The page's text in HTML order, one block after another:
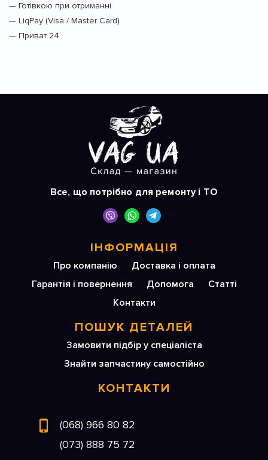
— Готівкою при отриманні
— LiqPay (Visa / Master Card)
— Приват 24
Все, що потрібно для ремонту і ТО
ІНФОРМАЦІЯ
Про компанію
Доставка і оплата
Гарантія і повернення
Допомога
Статті
Контакти
ПОШУК ДЕТАЛЕЙ
Замовити підбір у спеціаліста
Знайти запчастину самостійно
КОНТАКТИ
(068) 966 80 82
(073) 888 75 72